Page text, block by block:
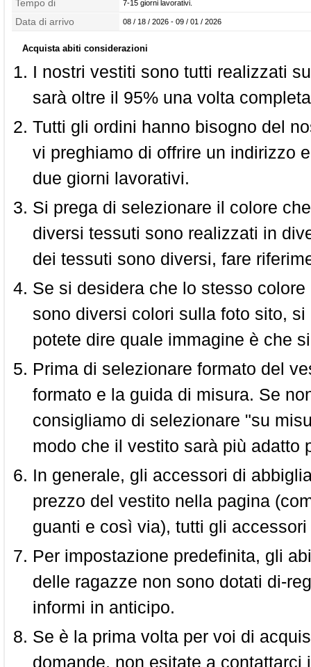
Tempo di
confezionamento
7-15 giorni lavorativi.
Data di arrivo 08 / 18 / 2026 - 09 / 01 / 2026
Acquista abiti considerazioni
I nostri vestiti sono tutti realizzati
sarà oltre il 95% una volta
Tutti gli ordini hanno bisogno del
vi preghiamo di offrire un indirizzo
due giorni lavorativi.
Si prega di selezionare il colore
diversi tessuti sono realizzati in
dei tessuti sono diversi, fare
Se si desidera che lo stesso
sono diversi colori sulla foto sito,
potete dire quale immagine è che
Prima di selezionare formato del
formato e la guida di misura. Se
consigliamo di selezionare "su
modo che il vestito sarà più adatto
In generale, gli accessori di
prezzo del vestito nella pagina
guanti e così via), tutti gli
Per impostazione predefinita, gli
delle ragazze non sono dotati di-
informi in anticipo.
Se è la prima volta per voi di
domande, non esitate a